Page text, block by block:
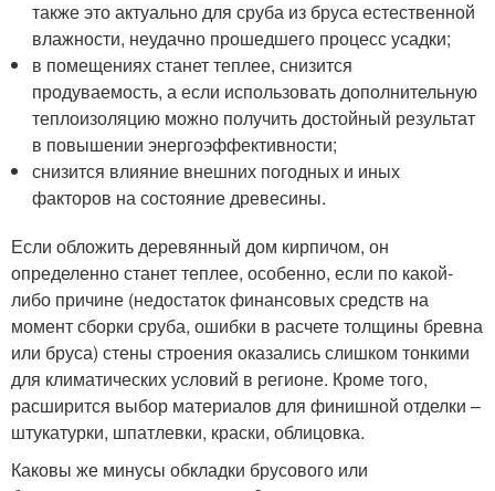
также это актуально для сруба из бруса естественной
влажности, неудачно прошедшего процесс усадки;
в помещениях станет теплее, снизится
продуваемость, а если использовать дополнительную
теплоизоляцию можно получить достойный результат
в повышении энергоэффективности;
снизится влияние внешних погодных и иных
факторов на состояние древесины.
Если обложить деревянный дом кирпичом, он
определенно станет теплее, особенно, если по какой-
либо причине (недостаток финансовых средств на
момент сборки сруба, ошибки в расчете толщины бревна
или бруса) стены строения оказались слишком тонкими
для климатических условий в регионе. Кроме того,
расширится выбор материалов для финишной отделки –
штукатурки, шпатлевки, краски, облицовка.
Каковы же минусы обкладки брусового или